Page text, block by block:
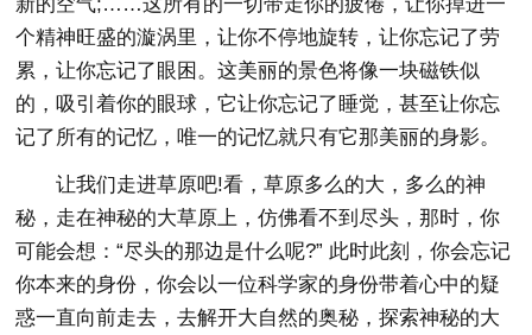
个精神旺盛的漩涡里，让你不停地旋转，让你忘记了劳
累，让你忘记了眼困。这美丽的景色将像一块磁铁似
的，吸引着你的眼球，它让你忘记了睡觉，甚至让你忘
记了所有的记忆，唯一的记忆就只有它那美丽的身影。
让我们走进草原吧!看，草原多么的大，多么的神
秘，走在神秘的大草原上，仿佛看不到尽头，那时，你
可能会想：“尽头的那边是什么呢?” 此时此刻，你会忘记
你本来的身份，你会以一位科学家的身份带着心中的疑
惑一直向前走去，去解开大自然的奥秘，探索神秘的大